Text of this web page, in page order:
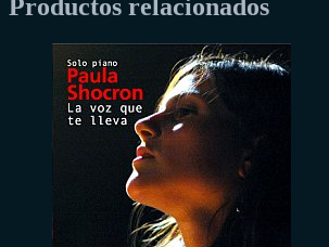
Productos relacionados